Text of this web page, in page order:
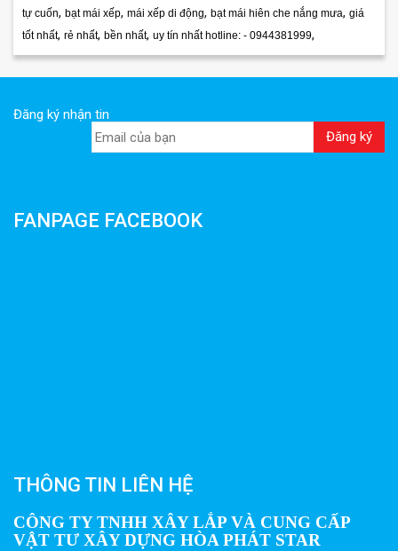
tự cuốn, bạt mái xếp, mái xếp di động, bạt mái hiên che nắng mưa, giá
tốt nhất, rẻ nhất, bền nhất, uy tín nhất hotline: - 0944381999,
Đăng ký nhận tin
FANPAGE FACEBOOK
THÔNG TIN LIÊN HỆ
CÔNG TY TNHH XÂY LẮP VÀ CUNG CẤP
VẬT TƯ XÂY DỰNG HÒA PHÁT STAR